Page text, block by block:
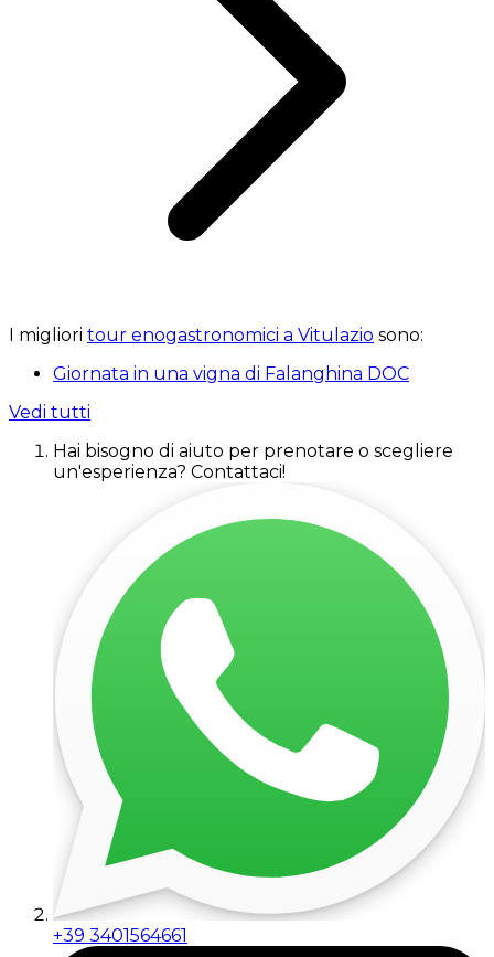
I migliori tour enogastronomici a Vitulazio sono:
Giornata in una vigna di Falanghina DOC
Vedi tutti
Hai bisogno di aiuto per prenotare o scegliere
un'esperienza? Contattaci!
+39 3401564661